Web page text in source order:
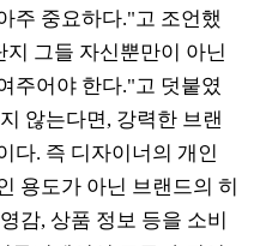
주 중요하다."고 조언했
그들 자신뿐만이 아닌
주어야 한다."고 덧붙였
않는다면, 강력한 브랜
다. 즉 디자이너의 개인
용도가 아닌 브랜드의 히
감, 상품 정보 등을 소비